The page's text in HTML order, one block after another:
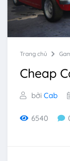
Trang chủ
Cheap
bởi Cab
6540